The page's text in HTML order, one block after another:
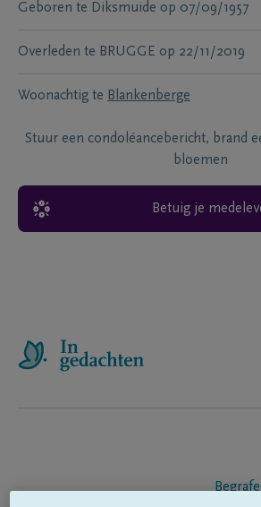
Geboren te Diksmuide op 07/09/1957
Overleden te BRUGGE op 22/11/2019
Woonachtig te Blankenberge
Stuur een condoléancebericht, brand
bloemen
Betuig je